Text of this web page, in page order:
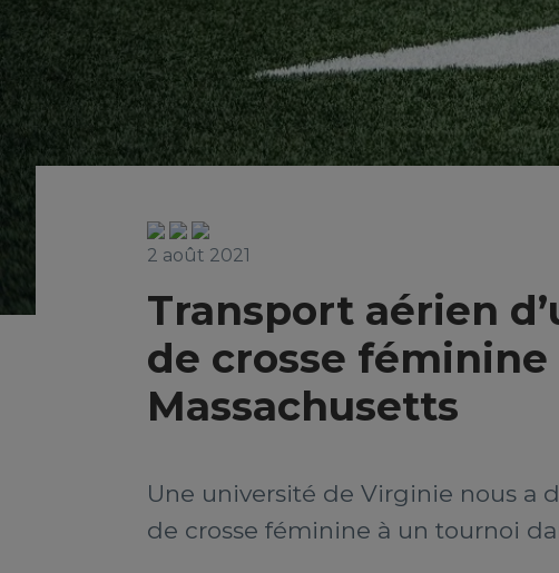
2 août 2021
Transport aérien
de crosse
Massachusetts
Une université de Virginie nous a
de crosse féminine à un tournoi